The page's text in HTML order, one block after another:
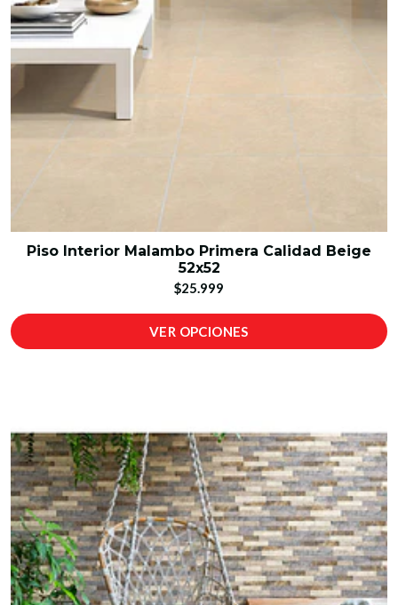
Piso Interior Malambo Primera Calidad Beige
52x52
$25.999
VER OPCIONES